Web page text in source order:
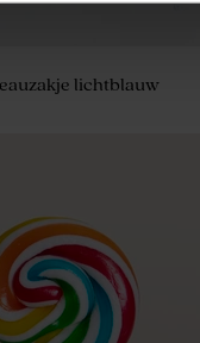
met goudfolie
lichtblauw